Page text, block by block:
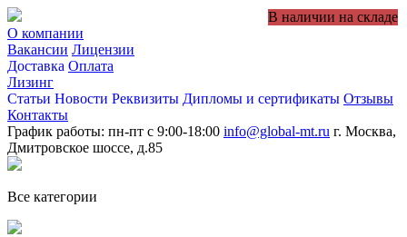
О компании
Вакансии Лицензии
Доставка Оплата
Лизинг
Статьи Новости Реквизиты Дипломы и сертификаты Отзывы
Контакты
График работы: пн-пт с 9:00-18:00 info@global-mt.ru г. Москва,
Дмитровское шоссе, д.85
Все категории
В наличии на складе